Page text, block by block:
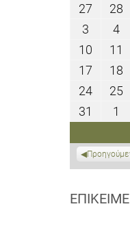
27
Ιουλίου
2026
28
3
2026
44
10
2026
11
17
2026
18
2424
2026
2525
31 1